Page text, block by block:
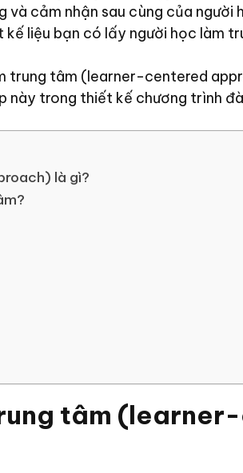
cảm nhận sau cùng của người
liệu bạn có lấy người học làm
trung tâm (learner-centered
này trong thiết kế chương trình
là gì?
tâm